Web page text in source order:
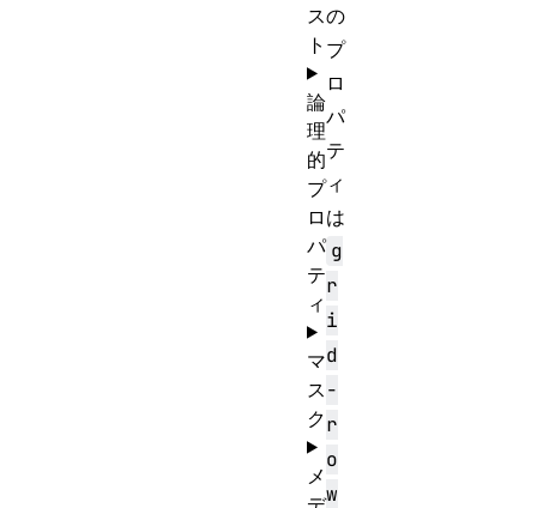
の
プ
ロ
パ
テ
ィ
は
g
r
i
d
-
r
o
w
ス
ト
論
理
的
プ
ロ
パ
テ
ィ
マ
ス
ク
メ